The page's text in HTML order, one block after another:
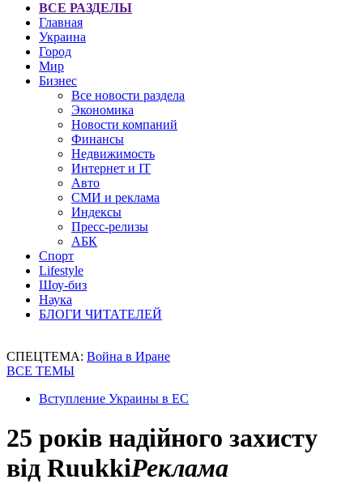
ВСЕ РАЗДЕЛЫ
Главная
Украина
Город
Мир
Бизнес
Все новости раздела
Экономика
Новости компаний
Финансы
Недвижимость
Интернет и IT
Авто
СМИ и реклама
Индексы
Пресс-релизы
АБК
Спорт
Lifestyle
Шоу-биз
Наука
БЛОГИ ЧИТАТЕЛЕЙ
СПЕЦТЕМА: Война в Иране
ВСЕ ТЕМЫ
Вступление Украины в ЕС
25 років надійного захисту
від RuukkiРеклама